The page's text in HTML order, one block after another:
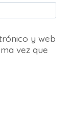
y web
vez que